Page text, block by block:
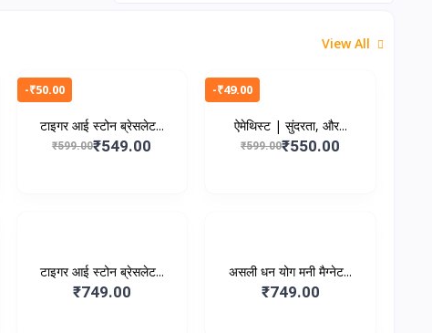
View All
-₹50.00
टाइगर आई स्टोन ब्रेसलेट...
₹599.00₹549.00
-₹49.00
ऐमेथिस्ट | सुंदरता, और...
₹599.00₹550.00
टाइगर आई स्टोन ब्रेसलेट...
₹749.00
असली धन योग मनी मैग्नेट...
₹749.00